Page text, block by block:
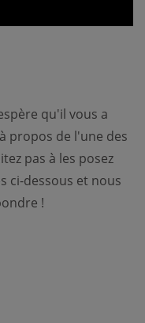
qu'il vous a
propos de l'une des
pas à les posez
ci-dessous et nous
!